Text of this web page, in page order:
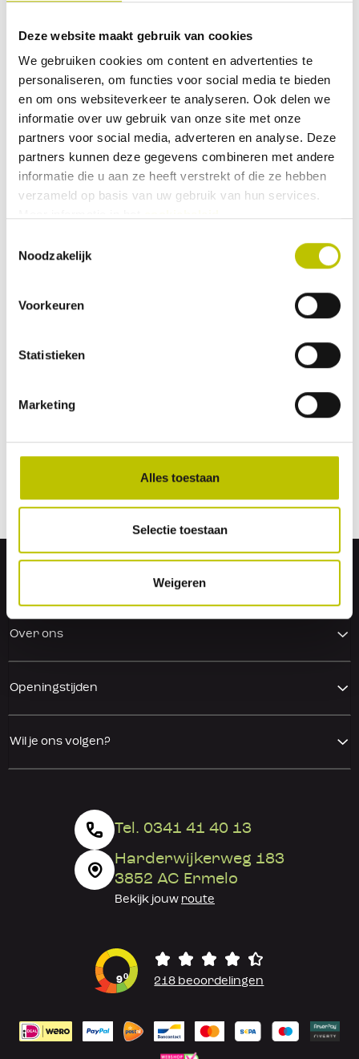
Deze website maakt gebruik van cookies
We gebruiken cookies om content en advertenties te
personaliseren, om functies voor social media te bieden
en om ons websiteverkeer te analyseren. Ook delen we
informatie over uw gebruik van onze site met onze
partners voor social media, adverteren en analyse. Deze
partners kunnen deze gegevens combineren met andere
informatie die u aan ze heeft verstrekt of die ze hebben
verzameld op basis van uw gebruik van hun services.
Noodzakelijk
Voorkeuren
Statistieken
Marketing
Alles toestaan
Selectie toestaan
Weigeren
Service& contact
Klantenservice
We helpen je graag. Onze
klantenserviceis
altijd bereikbaar.
Je eigen omgeving
Over ons
Openingstijden
Wil je ons volgen?
Tel. 0341 41 40 13
Harderwijkerweg 183
3852 AC Ermelo
Bekijk jouw route
90 218 beoordelingen